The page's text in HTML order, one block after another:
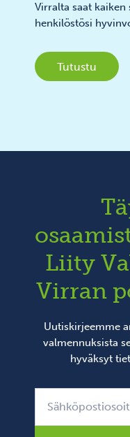
Virralta saat
henkilöstösi
Tutustu
Liity
Virran
Uutiskirjeemme
valmennuksista
hyväksyt